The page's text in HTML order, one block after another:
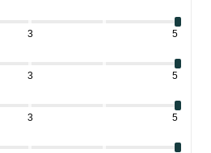
3 5
3 5
3 5